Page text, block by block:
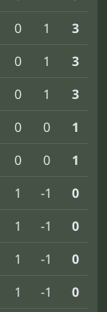
0 1
3
0 1
3
0 1
3
0 0
1
0 0
1
1 -1
0
1 -1
0
1 -1
0
1 -1
0